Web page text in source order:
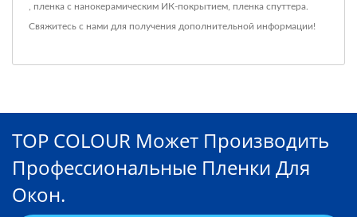
пленка с нанокерамическим ИК-покрытием пленка спуттера
Свяжитесь с нами для получения дополнительной информации!
TOP COLOUR Может Производить
Профессиональные Пленки Для
Окон.